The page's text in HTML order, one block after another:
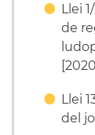
Llei
de
Llei
del